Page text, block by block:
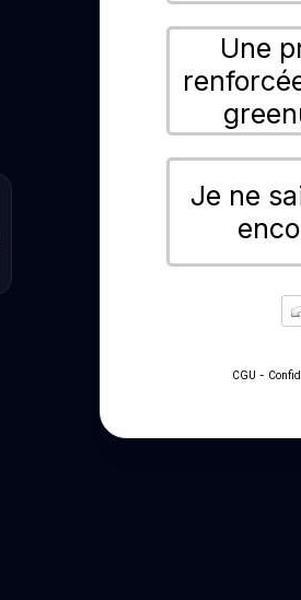
Une
Je ne
CGU -